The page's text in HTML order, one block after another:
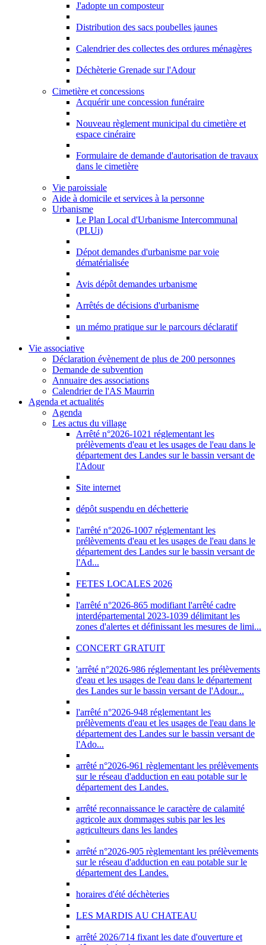
J'adopte un composteur
Distribution des sacs poubelles jaunes
Calendrier des collectes des ordures ménagères
Déchèterie Grenade sur l'Adour
Cimetière et concessions
Acquérir une concession funéraire
Nouveau règlement municipal du cimetière et
espace cinéraire
Formulaire de demande d'autorisation de travaux
dans le cimetière
Vie paroissiale
Aide à domicile et services à la personne
Urbanisme
Le Plan Local d'Urbanisme Intercommunal
(PLUi)
Dépot demandes d'urbanisme par voie
dématérialisée
Avis dépôt demandes urbanisme
Arrêtés de décisions d'urbanisme
un mémo pratique sur le parcours déclaratif
Vie associative
Déclaration évènement de plus de 200 personnes
Demande de subvention
Annuaire des associations
Calendrier de l'AS Maurrin
Agenda et actualités
Agenda
Les actus du village
Arrêté n°2026-1021 réglementant les
prélèvements d'eau et les usages de l'eau dans le
département des Landes sur le bassin versant de
l'Adour
Site internet
dépôt suspendu en déchetterie
l'arrêté n°2026-1007 réglementant les
prélèvements d'eau et les usages de l'eau dans le
département des Landes sur le bassin versant de
l'Ad...
FETES LOCALES 2026
l'arrêté n°2026-865 modifiant l'arrêté cadre
interdépartemental 2023-1039 délimitant les
zones d'alertes et définissant les mesures de limi...
CONCERT GRATUIT
'arrêté n°2026-986 réglementant les prélèvements
d'eau et les usages de l'eau dans le département
des Landes sur le bassin versant de l'Adour...
l'arrêté n°2026-948 réglementant les
prélèvements d'eau et les usages de l'eau dans le
département des Landes sur le bassin versant de
l'Ado...
arrêté n°2026-961 règlementant les prélèvements
sur le réseau d'adduction en eau potable sur le
département des Landes.
arrêté reconnaissance le caractère de calamité
agricole aux dommages subis par les les
agriculteurs dans les landes
arrêté n°2026-905 règlementant les prélèvements
sur le réseau d'adduction en eau potable sur le
département des Landes.
horaires d'été déchèteries
LES MARDIS AU CHATEAU
arrêté 2026/714 fixant les date d'ouverture et